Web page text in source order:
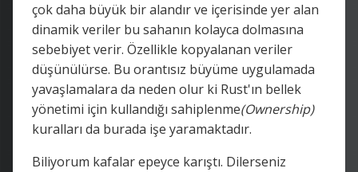
çok daha büyük bir alandır ve içerisinde yer alan
dinamik veriler bu sahanın kolayca dolmasına
sebebiyet verir. Özellikle kopyalanan veriler
düşünülürse. Bu orantısız büyüme uygulamada
yavaşlamalara da neden olur ki Rust'ın bellek
yönetimi için kullandığı sahiplenme(Ownership)
kuralları da burada işe yaramaktadır.
Biliyorum kafalar epeyce karıştı. Dilerseniz